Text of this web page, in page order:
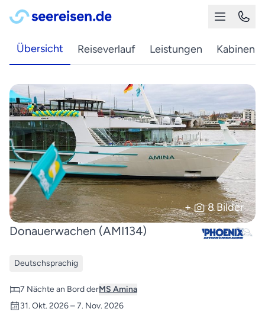
Übersicht Reiseverlauf Leistungen Kabinen
+ 8 Bilder
Donauerwachen (AMI134)
Deutschsprachig
7 Nächte an Bord derMS Amina
31. Okt. 2026 – 7. Nov. 2026